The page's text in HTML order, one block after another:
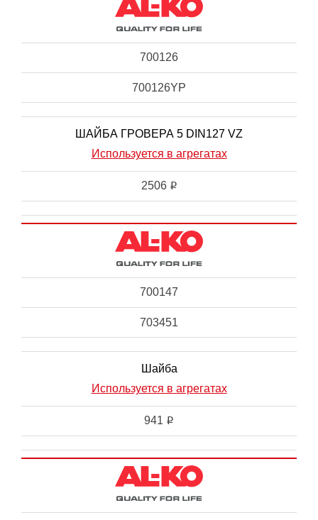
700126
700126YP
ШАЙБА ГРОВЕРА 5 DIN127 VZ
Используется в агрегатах
2506 i
700147
703451
Шайба
Используется в агрегатах
941 i